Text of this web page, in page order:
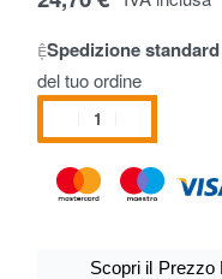
Spedizione standard
del tuo ordine
Scopri il Prezzo